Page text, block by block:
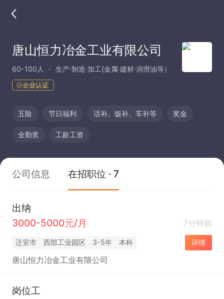
唐山恒力冶金工业有限公司
60-100人 生产·制造·加工(金属·建材·润滑油等）
企业认证
五险 节日福利 话补、饭补、车补等 奖金
全勤奖 工龄工资
公司信息 在招职位 · 7
出纳
3000-5000元/月
7分钟前
迁安市 西部工业园区 3-5年 本科 详情
唐山恒力冶金工业有限公司
岗位工